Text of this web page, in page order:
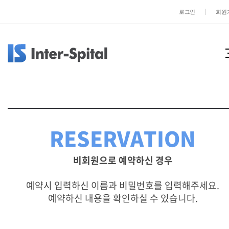
로그인 회원
RESERVATION
비회원으로 예약하신 경우
예약시 입력하신 이름과 비밀번호를 입력해주세요.
예약하신 내용을 확인하실 수 있습니다.